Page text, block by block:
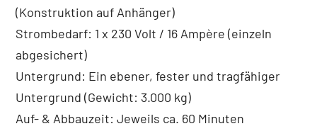
(Konstruktion auf Anhänger)
Strombedarf: 1 x 230 Volt / 16 Ampère (einzeln
abgesichert)
Untergrund: Ein ebener, fester und tragfähiger
Untergrund (Gewicht: 3.000 kg)
Auf- & Abbauzeit: Jeweils ca. 60 Minuten